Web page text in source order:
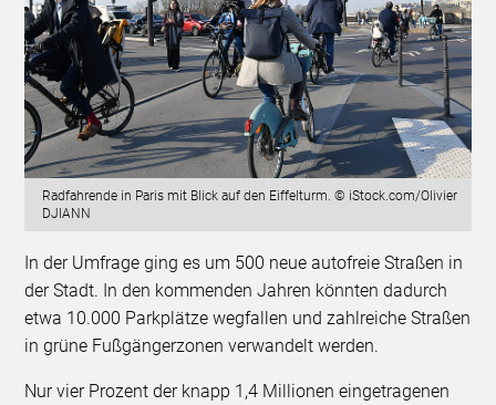
Radfahrende in Paris mit Blick auf den Eiffelturm. © iStock.com/Olivier
DJIANN
In der Umfrage ging es um 500 neue autofreie Straßen in
der Stadt. In den kommenden Jahren könnten dadurch
etwa 10.000 Parkplätze wegfallen und zahlreiche Straßen
in grüne Fußgängerzonen verwandelt werden.
Nur vier Prozent der knapp 1,4 Millionen eingetragenen